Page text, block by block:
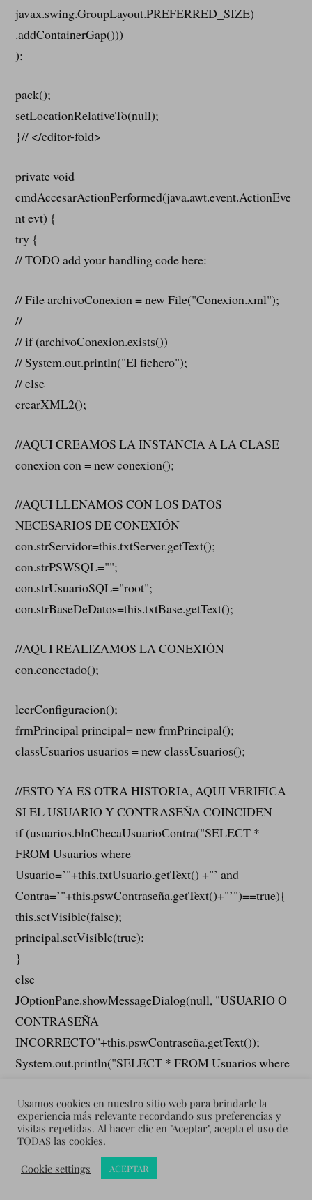
javax.swing.GroupLayout.PREFERRED_SIZE)
.addContainerGap()))
);
pack();
setLocationRelativeTo(null);
}// </editor-fold>
private void
cmdAccesarActionPerformed(java.awt.event.ActionEve
nt evt) {
try {
// TODO add your handling code here:
// File archivoConexion = new File("Conexion.xml");
//
// if (archivoConexion.exists())
// System.out.println("El fichero");
// else
crearXML2();
//AQUI CREAMOS LA INSTANCIA A LA CLASE
conexion con = new conexion();
//AQUI LLENAMOS CON LOS DATOS
NECESARIOS DE CONEXIÓN
con.strServidor=this.txtServer.getText();
con.strPSWSQL="";
con.strUsuarioSQL="root";
con.strBaseDeDatos=this.txtBase.getText();
//AQUI REALIZAMOS LA CONEXIÓN
con.conectado();
leerConfiguracion();
frmPrincipal principal= new frmPrincipal();
classUsuarios usuarios = new classUsuarios();
//ESTO YA ES OTRA HISTORIA, AQUI VERIFICA
SI EL USUARIO Y CONTRASEÑA COINCIDEN
if (usuarios.blnChecaUsuarioContra("SELECT *
FROM Usuarios where
Usuario=’"+this.txtUsuario.getText() +"’ and
Contra=’"+this.pswContraseña.getText()+"’")==true){
this.setVisible(false);
principal.setVisible(true);
}
else
JOptionPane.showMessageDialog(null, "USUARIO O
CONTRASEÑA
INCORRECTO"+this.pswContraseña.getText());
System.out.println("SELECT * FROM Usuarios where
Contra=’"+this.pswContraseña.getText()+"’");
} catch (ParserConfigurationException ex) {
Logger.getLogger(frmLogueo.class.getName()).log(Lev
el.SEVERE, null, ex);
Usamos cookies en nuestro sitio web para brindarle la
experiencia más relevante recordando sus preferencias y
visitas repetidas. Al hacer clic en "Aceptar", acepta el uso de
TODAS las cookies.
Cookie settings
ACEPTAR